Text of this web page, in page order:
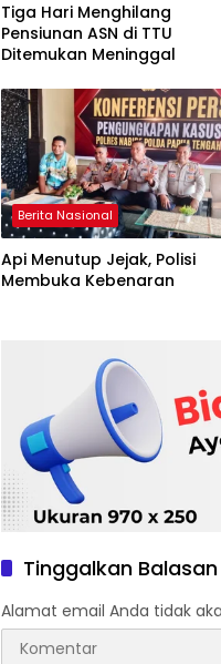
Tiga Hari Menghilang
Pensiunan ASN di TTU
Ditemukan Meninggal
Berita Nasional
Api Menutup Jejak, Polisi
Membuka Kebenaran
Tinggalkan Balasan
Alamat email Anda tidak